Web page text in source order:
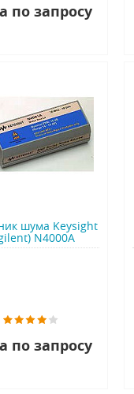
по запросу
шума Keysight
N4000A
по запросу